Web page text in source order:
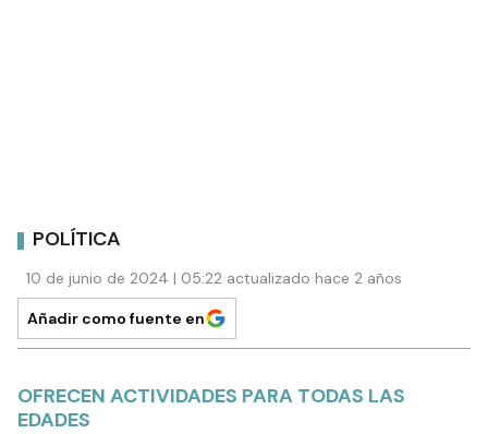
POLÍTICA
10 de junio de 2024 | 05:22 actualizado hace 2 años
Añadir como fuente en
OFRECEN ACTIVIDADES PARA TODAS LAS
EDADES